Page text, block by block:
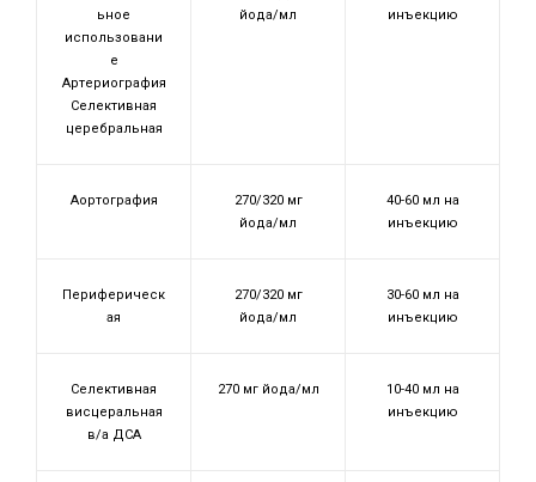
ьное
использовани
е
Артериография
Селективная
церебральная
йода/мл
инъекцию
Аортография
270/320 мг
йода/мл
40-60 мл на
инъекцию
Периферическ
ая
270/320 мг
йода/мл
30-60 мл на
инъекцию
Селективная
висцеральная
в/а ДСА
270 мг йода/мл
10-40 мл на
инъекцию